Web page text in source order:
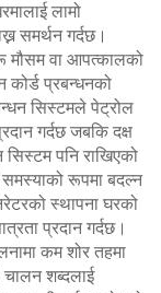
लामो
समर्थन गर्दछ।
मौसम वा आपत्कालको
प्रबन्धनको
सिस्टमले पेट्रोल
गर्दछ जबकि दक्ष
पनि राखिएको
रूपमा बदल्न
स्थापना घरको
प्रदान गर्दछ।
कम शोर तहमा
शब्दलाई